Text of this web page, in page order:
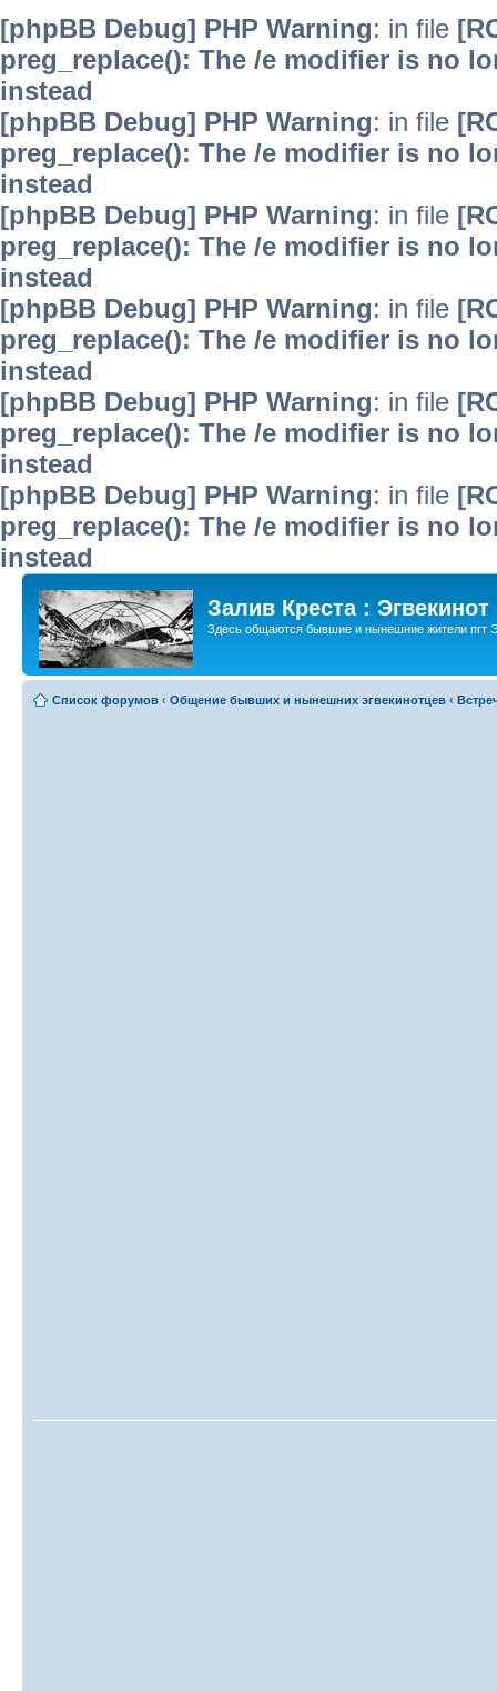
[phpBB Debug] PHP Warning: in file
preg_replace(): The /e modifier is no
instead
[phpBB Debug] PHP Warning: in file
preg_replace(): The /e modifier is no
instead
[phpBB Debug] PHP Warning: in file
preg_replace(): The /e modifier is no
instead
[phpBB Debug] PHP Warning: in file
preg_replace(): The /e modifier is no
instead
[phpBB Debug] PHP Warning: in file
preg_replace(): The /e modifier is no
instead
[phpBB Debug] PHP Warning: in file
preg_replace(): The /e modifier is no
instead
Залив Креста : Эгвекинот
Здесь общаются бывшие и нынешние жители пгт
Список форумов ‹ Общение бывших и нынешних эгвекинотцев ‹